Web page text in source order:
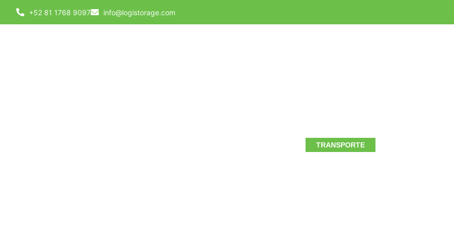
+52 81 1768 9097 info@logistorage.com
TRANSPORTE